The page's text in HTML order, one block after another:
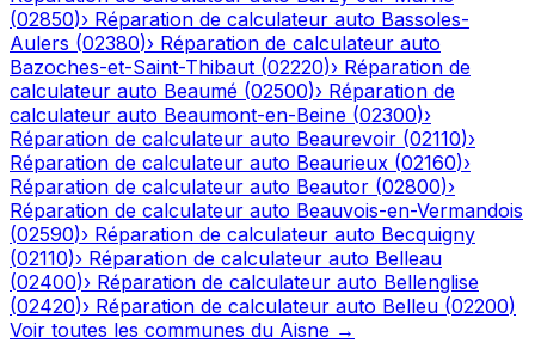
(02850)› Réparation de calculateur auto Bassoles-
Aulers (02380)› Réparation de calculateur auto
Bazoches-et-Saint-Thibaut (02220)› Réparation de
calculateur auto Beaumé (02500)› Réparation de
calculateur auto Beaumont-en-Beine (02300)›
Réparation de calculateur auto Beaurevoir (02110)›
Réparation de calculateur auto Beaurieux (02160)›
Réparation de calculateur auto Beautor (02800)›
Réparation de calculateur auto Beauvois-en-Vermandois
(02590)› Réparation de calculateur auto Becquigny
(02110)› Réparation de calculateur auto Belleau
(02400)› Réparation de calculateur auto Bellenglise
(02420)› Réparation de calculateur auto Belleu (02200)
Voir toutes les communes du Aisne →